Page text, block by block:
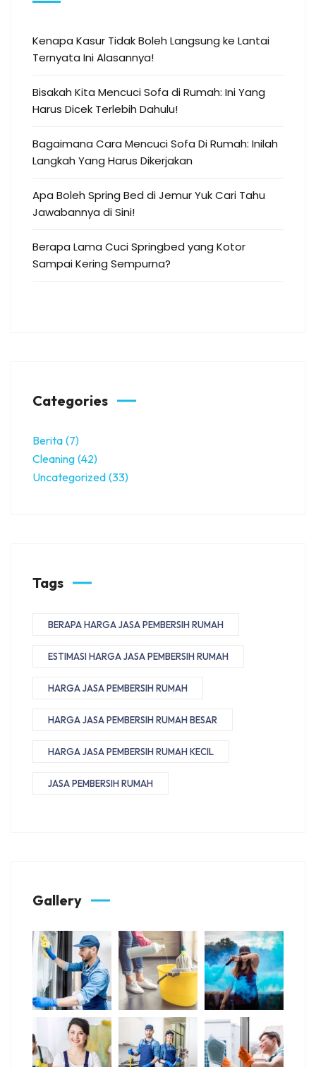
Kenapa Kasur Tidak Boleh Langsung ke Lantai
Ternyata Ini Alasannya!
Bisakah Kita Mencuci Sofa di Rumah: Ini Yang
Harus Dicek Terlebih Dahulu!
Bagaimana Cara Mencuci Sofa Di Rumah: Inilah
Langkah Yang Harus Dikerjakan
Apa Boleh Spring Bed di Jemur Yuk Cari Tahu
Jawabannya di Sini!
Berapa Lama Cuci Springbed yang Kotor
Sampai Kering Sempurna?
Categories
Berita (7)
Cleaning (42)
Uncategorized (33)
Tags
BERAPA HARGA JASA PEMBERSIH RUMAH
ESTIMASI HARGA JASA PEMBERSIH RUMAH
HARGA JASA PEMBERSIH RUMAH
HARGA JASA PEMBERSIH RUMAH BESAR
HARGA JASA PEMBERSIH RUMAH KECIL
JASA PEMBERSIH RUMAH
Gallery